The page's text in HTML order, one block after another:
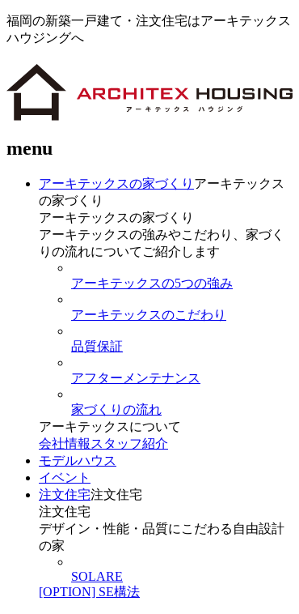
福岡の新築一戸建て・注文住宅はアーキテックス
ハウジングへ
menu
アーキテックスの家づくり アーキテックス
の家づくり
アーキテックスの家づくり
アーキテックスの強みやこだわり、家づく
りの流れについてご紹介します
アーキテックスの5つの強み
アーキテックスのこだわり
品質保証
アフターメンテナンス
家づくりの流れ
アーキテックスについて
会社情報 スタッフ紹介
モデルハウス
イベント
注文住宅注文住宅
注文住宅
デザイン・性能・品質にこだわる自由設計
の家
SOLARE
[OPTION] SE構法